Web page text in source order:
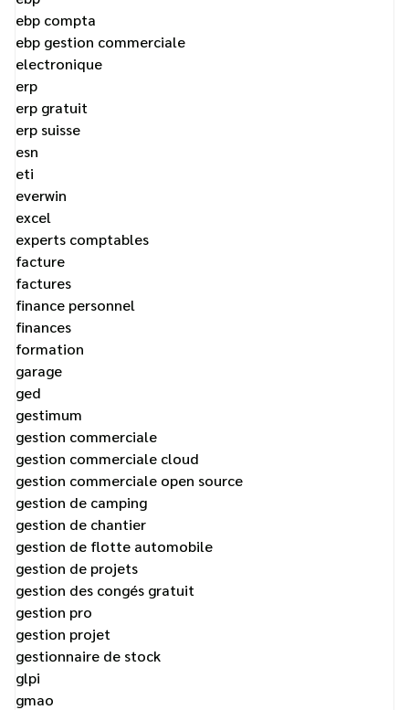
ebp compta
ebp gestion commerciale
electronique
erp
erp gratuit
erp suisse
esn
eti
everwin
excel
experts comptables
facture
factures
finance personnel
finances
formation
garage
ged
gestimum
gestion commerciale
gestion commerciale cloud
gestion commerciale open source
gestion de camping
gestion de chantier
gestion de flotte automobile
gestion de projets
gestion des congés gratuit
gestion pro
gestion projet
gestionnaire de stock
glpi
gmao